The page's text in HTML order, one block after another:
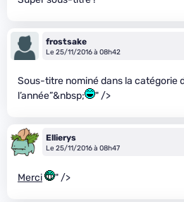
frostsake
Le 25/11/2016 à 08h42
Sous-titre nominé dans la catégorie
l’année”&nbsp;
" />
Ellierys
Le 25/11/2016 à 08h47
Merci " />